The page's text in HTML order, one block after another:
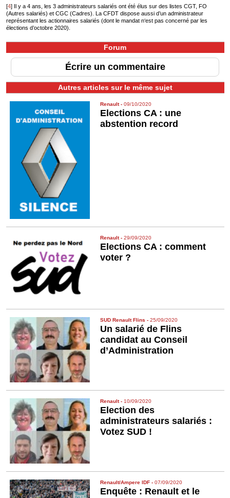
[4] Il y a 4 ans, les 3 administrateurs salariés ont été élus sur des listes CGT, FO
(Autres salariés) et CGC (Cadres). La CFDT dispose aussi d’un administrateur
représentant les actionnaires salariés (dont le mandat n‘est pas concerné par les
élections d’octobre 2020).
Forum
Écrire un commentaire
Autres articles sur le même sujet
Renault-09/10/2020
Elections CA : une
abstention record
Renault-29/09/2020
Elections CA : comment
voter ?
SUD Renault Flins -25/09/2020
Un salarié de Flins
candidat au Conseil
d’Administration
Renault- 10/09/2020
Election des
administrateurs salariés :
Votez SUD !
Renault/Ampere IDF -07/09/2020
Enquête : Renault et le